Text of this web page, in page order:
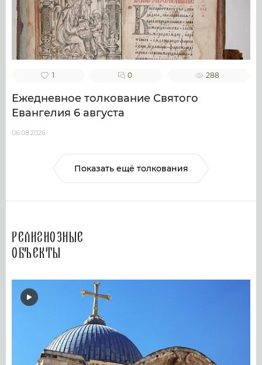
1 0 288
Ежедневное толкование Святого
Евангелия 6 августа
06.08.2026
Показать ещё толкования
Религиозные
объекты